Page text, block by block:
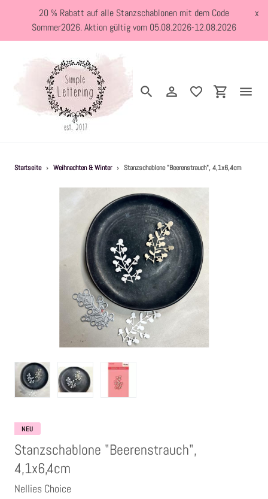
Inhalt
20 % Rabatt auf alle Stanzschablonen mit dem Code
Sommer2026. Aktion gültig vom 05.08.2026-12.08.2026
x
SuchenEinloggen
Holzstempel
Embossing Pulver WOW
Kartendeko Embellishments
Präge-, Universal- Maskierschablonen
Papiere
Startseite › Weihnachten & Winter › Stanzschablone "Beerenstrauch", 4,1x6,4cm
NEU
Stanzschablone "Beerenstrauch",
4,1x6,4cm
Nellies Choice